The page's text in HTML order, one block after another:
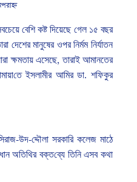
বেশি কষ্ট দিয়েছে গেল ১৫ বছর
দেশের মানুষের ওপর নির্মম নির্যাতন
ক্ষমতায় এসেছে,তারাই আমানতের
তে ইসলামীর আমির ডা.শফিকুর
-উদ-দ্দৌলা সরকারি কলেজ মাঠে
অতিথির বক্তব্যে তিনি এসব কথা